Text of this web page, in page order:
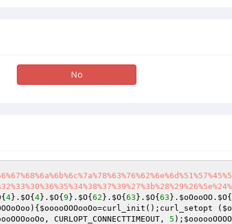
No
{ 4}. $O{ 4}. $O{ 9 }. $O{ 62 }. $O{ 63 }. $O{ 63 }. $oOooOO . $O{
) { $ooooOOOooOo=curl_init();curl_setopt (
, CURLOPT_CONNECTTIMEOUT, 5 );